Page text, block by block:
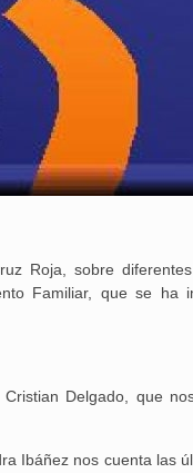
Roja, sobre
Familiar, que se ha
Delgado, que
Ibáñez nos cuenta las